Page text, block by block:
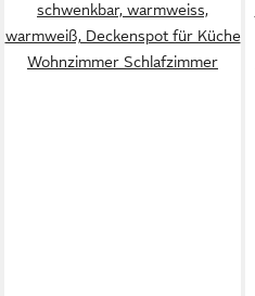
schwenkbar, warmweiss,
warmweiß, Deckenspot für Küche
Wohnzimmer Schlafzimmer